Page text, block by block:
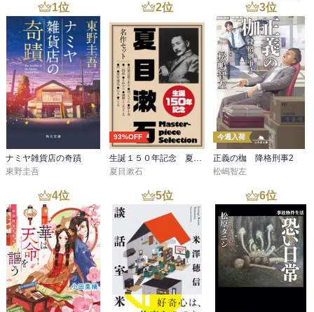
1位
ナミヤ雑貨店の奇蹟
東野圭吾
2位
93%OFF
生誕１５０年記念 夏目漱石 名作セット
夏目漱石
3位
今週入荷
正義の枷 降格刑事2
松嶋智左
4位 5位 6位